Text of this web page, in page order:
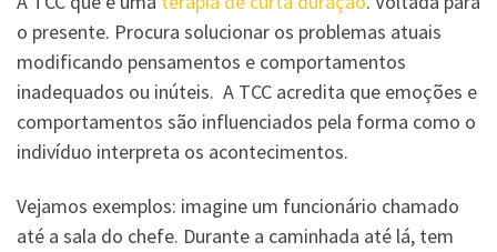
o presente. Procura solucionar os problemas atuais
modificando pensamentos e comportamentos
inadequados ou inúteis. A TCC acredita que emoções e
comportamentos são influenciados pela forma como o
indivíduo interpreta os acontecimentos.
Vejamos exemplos: imagine um funcionário chamado
até a sala do chefe. Durante a caminhada até lá, tem